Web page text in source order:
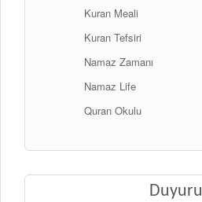
Kuran Meali
Kuran Tefsiri
Namaz Zamanı
Namaz Life
Quran Okulu
Duyuru